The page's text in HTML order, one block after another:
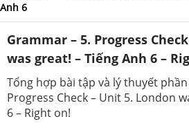
Anh 6
Grammar – 5. Progress
was great! – Tiếng Anh 6 –
Tổng hợp bài tập và lý thuyết
Progress Check – Unit 5. London
6 – Right on!